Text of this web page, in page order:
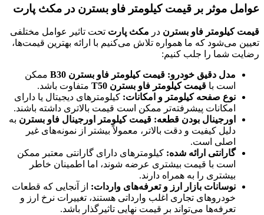
عوامل موثر بر قیمت کیلومتر فاو بسترن در مکث پارت
قیمت کیلومتر فاو بسترن در مکث پارت تحت تاثیر عوامل مختلفی
تعیین می‌شود که ما همواره تلاش می‌کنیم با ارائه بهترین قیمت‌ها،
رضایت شما را جلب کنیم:
مدل دقیق خودرو: قیمت کیلومتر فاو بسترن B30
ممکن
است با قیمت کیلومتر فاو بسترن T50
متفاوت باشد.
نوع صفحه کیلومتر و امکانات: کیلومترهای دیجیتال یا دارای
امکانات پیشرفته‌تر ممکن است قیمت بالاتری داشته باشند.
اورجینال بودن قطعه: قیمت کیلومتر اورجینال فاو بسترن به
دلیل کیفیت و دقت بالاتر، معمولاً بیشتر از نمونه‌های غیر
اصلی است.
گارانتی ارائه شده: کیلومترهای دارای گارانتی معتبر ممکن
است با قیمت بیشتری عرضه شوند، اما اطمینان خاطر
بیشتری را به همراه دارند.
نوسانات بازار ارز و تعرفه‌های واردات: از آنجایی که قطعات
خودروهای تجاری اغلب وارداتی هستند، تغییرات نرخ ارز و
تعرفه‌ها می‌تواند بر قیمت نهایی تاثیرگذار باشد.